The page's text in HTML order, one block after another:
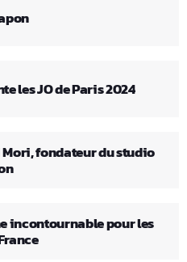
les JO de Paris 2024
Mori, fondateur du studio
incontournable pour les